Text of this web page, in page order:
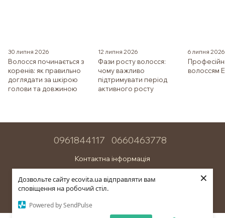
Дозвольте сайту ecovita.ua відправляти вам
сповіщення на робочий стіл.
Powered by SendPulse
×
30 липня 2026
Волосся починається з
коренів: як правильно
доглядати за шкірою
голови та довжиною
12 липня 2026
Фази росту волосся:
чому важливо
підтримувати період
активного росту
6 липня 2026
волоссям
0961844117 0660463778
Контактна інформація
Повна версія сайту
© 2026